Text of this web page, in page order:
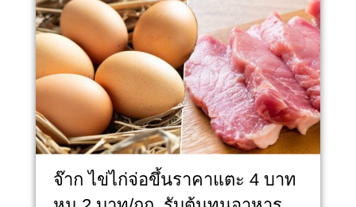
จ๊าก ไข่ไก่จ่อขึ้นราคาแตะ 4 บาท